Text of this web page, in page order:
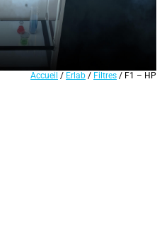
Accueil / Erlab / Filtres / F1 – HP